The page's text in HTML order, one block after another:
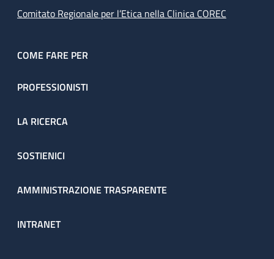
Comitato Regionale per l’Etica nella Clinica COREC
COME FARE PER
PROFESSIONISTI
LA RICERCA
SOSTIENICI
AMMINISTRAZIONE TRASPARENTE
INTRANET